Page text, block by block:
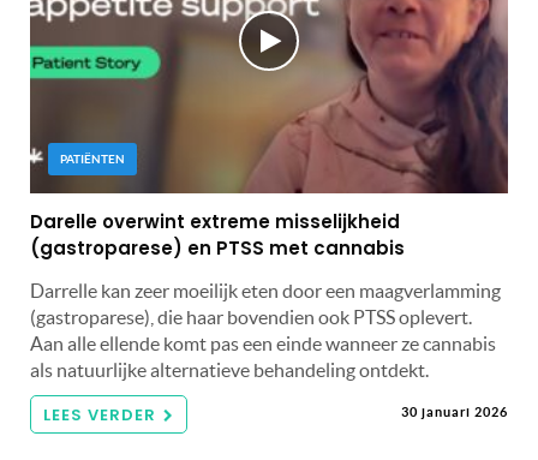
PATIËNTEN
Darelle overwint extreme misselijkheid
(gastroparese) en PTSS met cannabis
Darrelle kan zeer moeilijk eten door een maagverlamming
(gastroparese), die haar bovendien ook PTSS oplevert.
Aan alle ellende komt pas een einde wanneer ze cannabis
als natuurlijke alternatieve behandeling ontdekt.
LEES VERDER 30 januari 2026